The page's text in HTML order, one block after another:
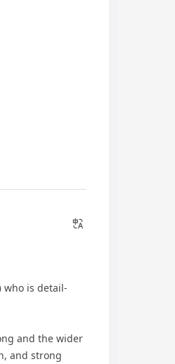
who is detail-
and the wider
and strong